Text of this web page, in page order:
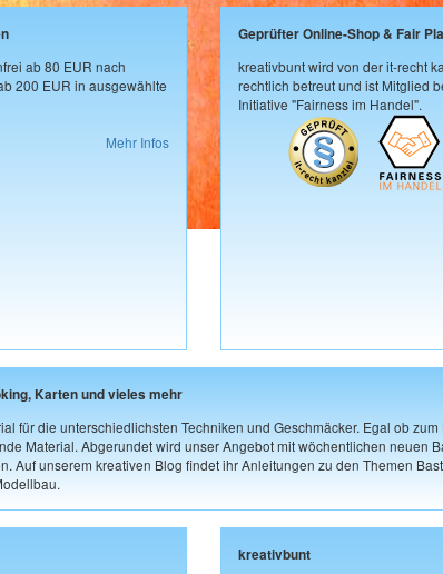
ab 80 EUR nach
200 EUR in ausgewählte
Mehr Infos
Geprüfter Online-Shop & Fair
kreativbunt wird von der it-recht
rechtlich betreut und ist Mitglied
Initiative "Fairness im Handel".
Karten und vieles mehr
für die unterschiedlichsten Techniken und Geschmäcker. Egal ob
Material. Abgerundet wird unser Angebot mit wöchentlichen neuen
Auf unserem kreativen Blog findet ihr Anleitungen zu den Themen
kreativbunt